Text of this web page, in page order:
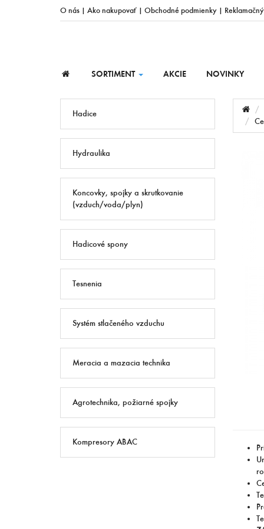
O nás | Ako nakupovať | Obchodné podmienky |
SORTIMENT AKCIE NOVINKY
Hadice
Hydraulika
Koncovky, spojky a skrutkovanie
(vzduch/voda/plyn)
Hadicové spony
Tesnenia
Systém stlačeného vzduchu
Meracia a mazacia technika
Agrotechnika, požiarné spojky
Kompresory ABAC